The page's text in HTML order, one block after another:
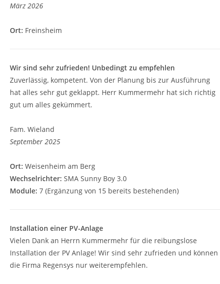
März 2026
Ort: Freinsheim
Wir sind sehr zufrieden! Unbedingt zu empfehlen
Zuverlässig, kompetent. Von der Planung bis zur Ausführung
hat alles sehr gut geklappt. Herr Kummermehr hat sich richtig
gut um alles gekümmert.
Fam. Wieland
September 2025
Ort: Weisenheim am Berg
Wechselrichter: SMA Sunny Boy 3.0
Module: 7 (Ergänzung von 15 bereits bestehenden)
Installation einer PV-Anlage
Vielen Dank an Herrn Kummermehr für die reibungslose
Installation der PV Anlage! Wir sind sehr zufrieden und können
die Firma Regensys nur weiterempfehlen.